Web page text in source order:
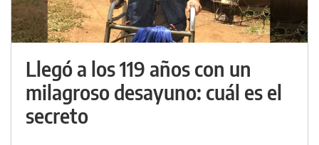
Llegó a los 119 años con un
milagroso desayuno: cuál es el
secreto